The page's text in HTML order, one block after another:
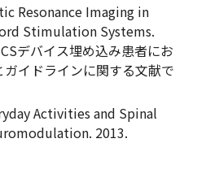
Resonance Imaging in
Stimulation Systems.
デバイス埋め込み患者にお
イドラインに関する文献で
Activities and Spinal
2013.